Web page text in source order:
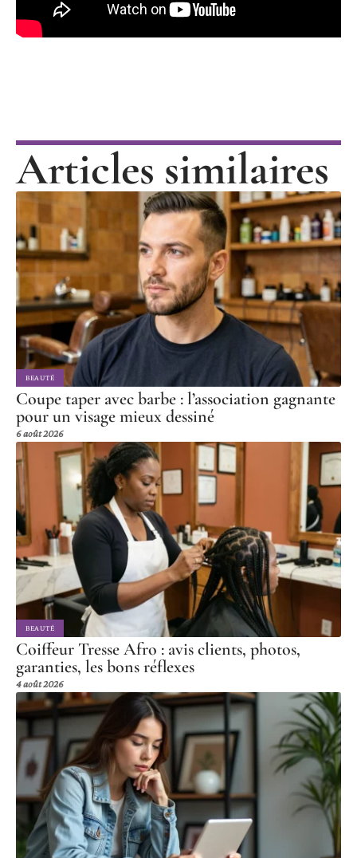
Articles similaires
BEAUTÉ
Coupe taper avec barbe : l’association gagnante
pour un visage mieux dessiné
6 août 2026
BEAUTÉ
Coiffeur Tresse Afro : avis clients, photos,
garanties, les bons réflexes
4 août 2026